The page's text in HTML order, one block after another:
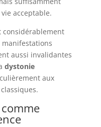
acceptable.
considérablement
aussi invalidantes
dystonie
aux